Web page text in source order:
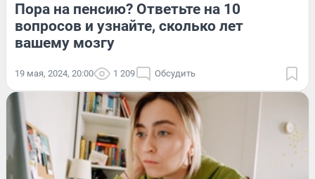
Пора на пенсию? Ответьте на 10
вопросов и узнайте, сколько лет
вашему мозгу
19 мая, 2024, 20:00 1 209 Обсудить